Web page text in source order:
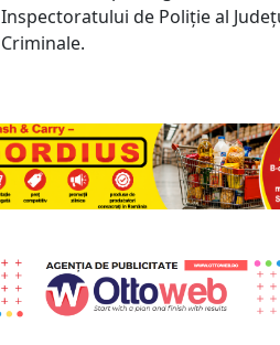
Inspectoratului de Poliţie al
Criminale.